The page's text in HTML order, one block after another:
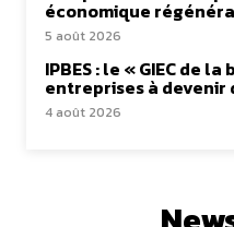
économique
5 août 2026
IPBES : le « GIEC de
entreprises à devenir
4 août 2026